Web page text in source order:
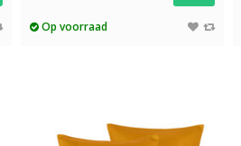
Op voorraad